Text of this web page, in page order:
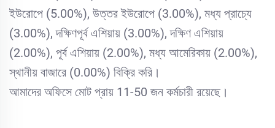
ইউরোপে (5.00%), উত্তর ইউরোপে (3.00%), মধ্য প্রাচ্যে
(3.00%), দক্ষিণপূর্ব এশিয়ায় (3.00%), দক্ষিণ এশিয়ায়
(2.00%), পূর্ব এশিয়ায় (2.00%), মধ্য আমেরিকায় (2.00%),
স্থানীয় বাজারে (0.00%) বিক্রি করি।
আমাদের অফিসে মোট প্রায় 11-50 জন কর্মচারী রয়েছে।